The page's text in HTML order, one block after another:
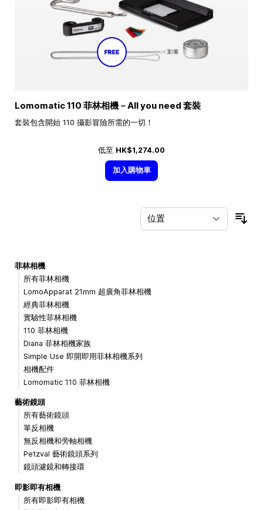
Lomomatic 110 菲林相機－All you need 套裝
套裝包含開始 110 攝影冒險所需的一切！
低至 HK$1,274.00
加入購物車
菲林相機
所有菲林相機
LomoApparat 21mm 超廣角菲林相機
經典菲林相機
實驗性菲林相機
110 菲林相機
Diana 菲林相機家族
Simple Use 即開即用菲林相機系列
相機配件
Lomomatic 110 菲林相機
藝術鏡頭
所有藝術鏡頭
單反相機
無反相機和旁軸相機
Petzval 藝術鏡頭系列
鏡頭濾鏡和轉接環
即影即有相機
所有即影即有相機